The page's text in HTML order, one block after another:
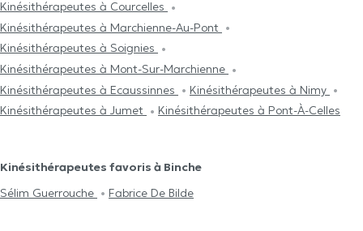
Kinésithérapeutes à Courcelles
Kinésithérapeutes à Marchienne-Au-Pont
Kinésithérapeutes à Soignies
Kinésithérapeutes à Mont-Sur-Marchienne
Kinésithérapeutes à Ecaussinnes
Kinésithérapeutes à Nimy
Kinésithérapeutes à Jumet
Kinésithérapeutes à Pont-À-Celles
Kinésithérapeutes favoris à Binche
Sélim Guerrouche
Fabrice De Bilde